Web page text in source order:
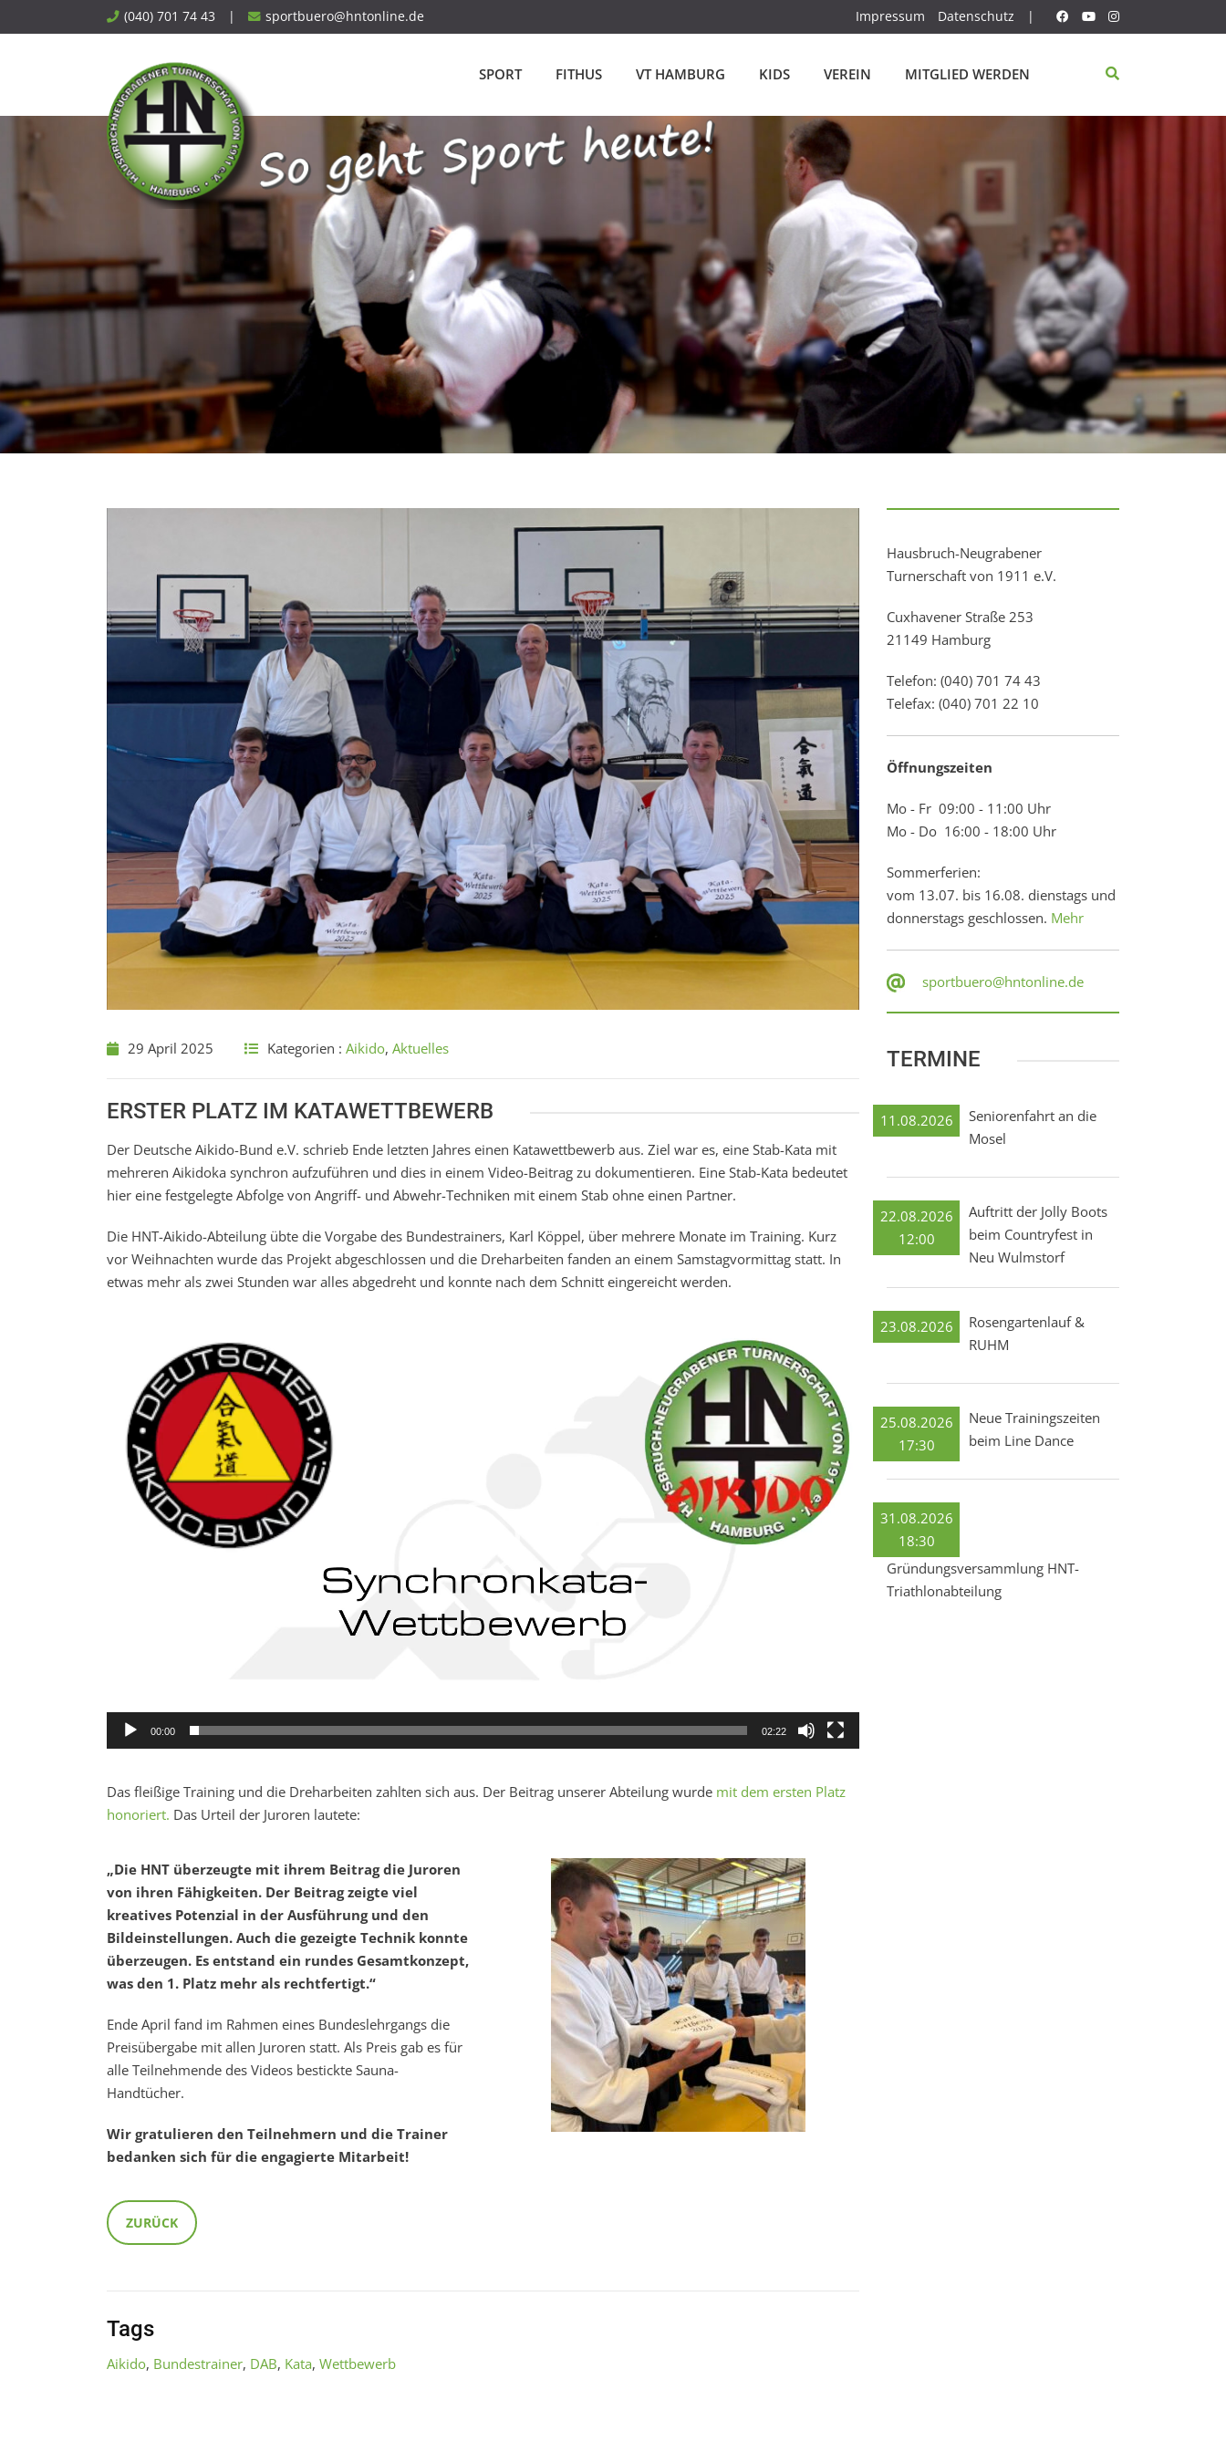
to
(040) 701 74 43 | sportbuero@hntonline.de Impressum Datenschutz |
SPORT FITHUS VT HAMBURG KIDS VEREIN MITGLIED WERDEN
29 April 2025 Kategorien : Aikido, Aktuelles
ERSTER PLATZ IM KATAWETTBEWERB
Der Deutsche Aikido-Bund e.V. schrieb Ende letzten Jahres einen Katawettbewerb aus. Ziel war es, eine Stab-Kata mit
mehreren Aikidoka synchron aufzuführen und dies in einem Video-Beitrag zu dokumentieren. Eine Stab-Kata bedeutet
hier eine festgelegte Abfolge von Angriff- und Abwehr-Techniken mit einem Stab ohne einen Partner.
Die HNT-Aikido-Abteilung übte die Vorgabe des Bundestrainers, Karl Köppel, über mehrere Monate im Training. Kurz
vor Weihnachten wurde das Projekt abgeschlossen und die Dreharbeiten fanden an einem Samstagvormittag statt. In
etwas mehr als zwei Stunden war alles abgedreht und konnte nach dem Schnitt eingereicht werden.
00:00 02:22
Das fleißige Training und die Dreharbeiten zahlten sich aus. Der Beitrag unserer Abteilung wurde mit dem ersten Platz
honoriert. Das Urteil der Juroren lautete:
„Die HNT überzeugte mit ihrem Beitrag die Juroren
von ihren Fähigkeiten. Der Beitrag zeigte viel
kreatives Potenzial in der Ausführung und den
Bildeinstellungen. Auch die gezeigte Technik konnte
überzeugen. Es entstand ein rundes Gesamtkonzept,
was den 1. Platz mehr als rechtfertigt.“
Ende April fand im Rahmen eines Bundeslehrgangs die
Preisübergabe mit allen Juroren statt. Als Preis gab es für
alle Teilnehmende des Videos bestickte Sauna-
Handtücher.
Wir gratulieren den Teilnehmern und die Trainer
bedanken sich für die engagierte Mitarbeit!
ZURÜCK
Tags
Aikido, Bundestrainer, DAB, Kata, Wettbewerb
Hausbruch-Neugrabener
Turnerschaft von 1911 e.V.
Cuxhavener Straße 253
21149 Hamburg
Telefon: (040) 701 74 43
Telefax: (040) 701 22 10
Öffnungszeiten
Mo - Fr 09:00 - 11:00 Uhr
Mo - Do 16:00 - 18:00 Uhr
Sommerferien:
vom 13.07. bis 16.08. dienstags und
donnerstags geschlossen. Mehr
sportbuero@hntonline.de
TERMINE
11.08.2026
Seniorenfahrt an die
Mosel
22.08.2026
12:00
Auftritt der Jolly Boots
beim Countryfest in
Neu Wulmstorf
23.08.2026
Rosengartenlauf &
RUHM
25.08.2026
17:30
Neue Trainingszeiten
beim Line Dance
31.08.2026
18:30
Gründungsversammlung HNT-
Triathlonabteilung